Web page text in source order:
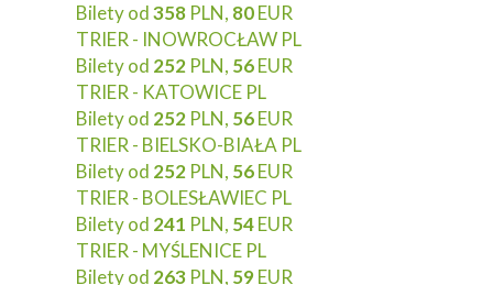
Bilety od358 PLN, 80EUR
TRIER - INOWROCŁAW PL
Bilety od 252 PLN, 56EUR
TRIER - KATOWICE PL
Bilety od 252 PLN, 56EUR
TRIER - BIELSKO-BIAŁA PL
Bilety od 252 PLN, 56EUR
TRIER - BOLESŁAWIEC PL
Bilety od 241 PLN, 54EUR
TRIER - MYŚLENICE PL
Bilety od 263 PLN, 59EUR